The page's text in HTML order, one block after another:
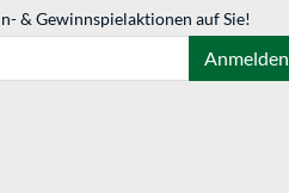
& Gewinnspielaktionen auf Sie!
Anmelden